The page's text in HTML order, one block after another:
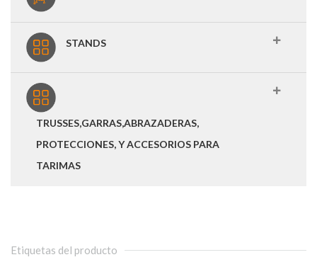
STANDS
TRUSSES,GARRAS,ABRAZADERAS,
PROTECCIONES, Y ACCESORIOS PARA
TARIMAS
Etiquetas del producto